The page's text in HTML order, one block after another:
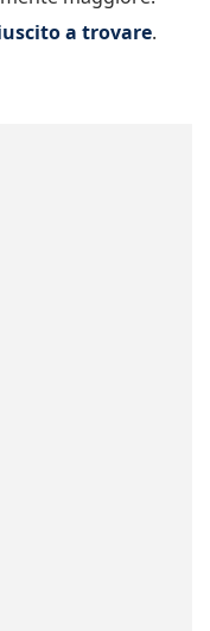
a trovare.